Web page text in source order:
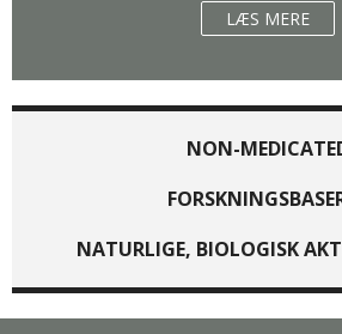
LÆS MERE
NON-
NATURLIGE, BIOLOGISK